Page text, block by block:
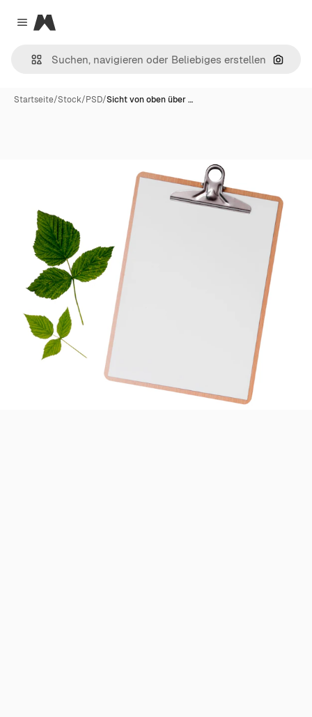
Close menu
Magnific
Nach
Startseite/Stock/PSD/Sicht von oben über …